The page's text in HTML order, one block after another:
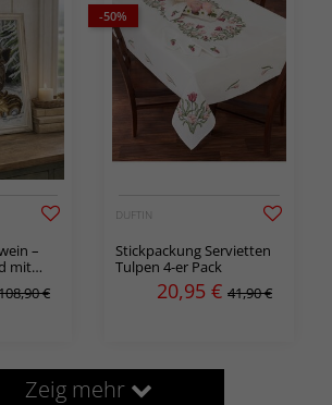
–
mit
€
-50%
DUFTIN
Stickpackung Servietten
Tulpen 4-er Pack
20,95 € 41,90 €
Zeig mehr